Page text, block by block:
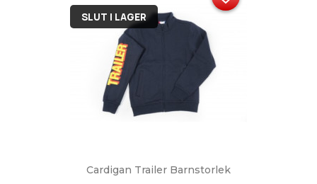
Cardigan Trailer Barnstorlek
SLUT I LAGER